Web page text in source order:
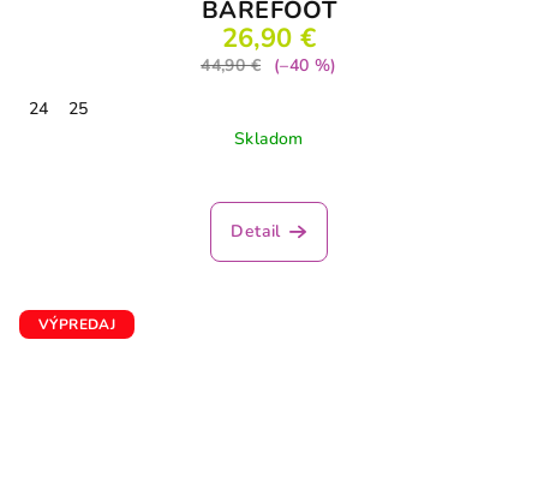
BAREFOOT
26,90 €
44,90 €
(–40 %)
24
25
Skladom
hodnotenie
produktu
Detail
VÝPREDAJ